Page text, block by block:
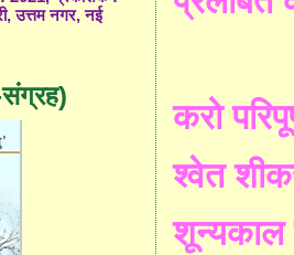
करो
श्वेत
शून्यकाल
उत्तम नगर, नई
संग्रह)